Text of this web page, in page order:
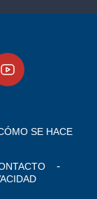
SE HACE